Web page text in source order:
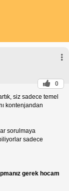
0
siz sadece temel
kontenjandan
sorulmaya
sadece
gerek hocam